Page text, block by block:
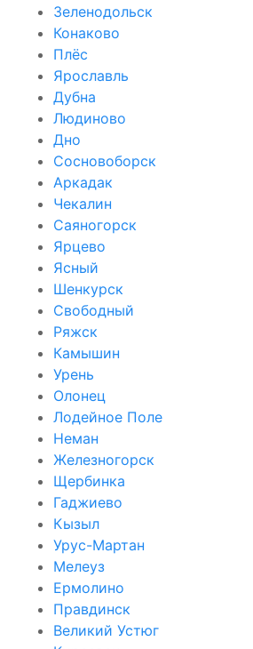
Зеленодольск
Конаково
Плёс
Ярославль
Дубна
Людиново
Дно
Сосновоборск
Аркадак
Чекалин
Саяногорск
Ярцево
Ясный
Шенкурск
Свободный
Ряжск
Камышин
Урень
Олонец
Лодейное Поле
Неман
Железногорск
Щербинка
Гаджиево
Кызыл
Урус-Мартан
Мелеуз
Ермолино
Правдинск
Великий Устюг